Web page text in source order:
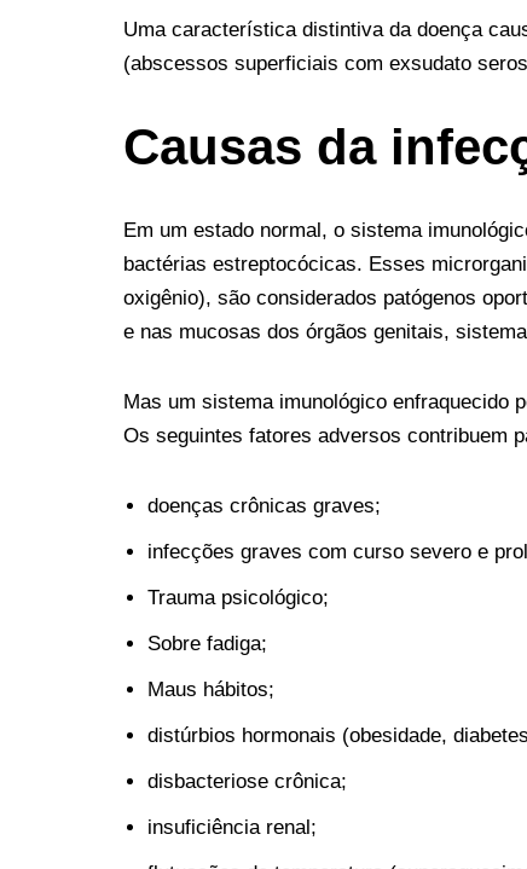
b
o
k
st r
t
dI
n
n
g
a
Uma característica distintiva da doença
(abscessos superficiais com exsudato
Causas da
Em um estado normal, o sistema
bactérias estreptocócicas. Esses
oxigênio), são considerados patógenos
e nas mucosas dos órgãos genitais,
Mas um sistema imunológico enfraquecido
Os seguintes fatores adversos contribuem
doenças crônicas graves;
infecções graves com curso severo e
Trauma psicológico;
Sobre fadiga;
Maus hábitos;
distúrbios hormonais (obesidade,
disbacteriose crônica;
insuficiência renal;